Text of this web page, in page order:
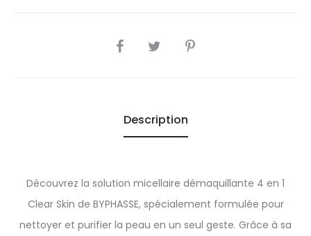
SHARE
Description
Découvrez la solution micellaire démaquillante 4 en 1
Clear Skin de BYPHASSE, spécialement formulée pour
nettoyer et purifier la peau en un seul geste. Grâce à sa